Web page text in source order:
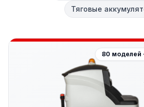
Тяговые
80 моделей